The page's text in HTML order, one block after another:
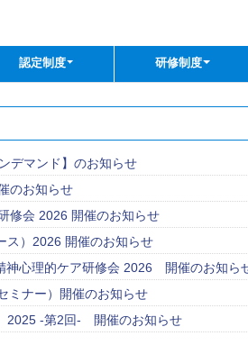
認定制度 研修制度
デマンド】のお知らせ
のお知らせ
修会 2026 開催のお知らせ
ス）2026 開催のお知らせ
神心理的ケア研修会 2026 開催のお知ら
ミナー）開催のお知らせ
2025 -第2回- 開催のお知らせ